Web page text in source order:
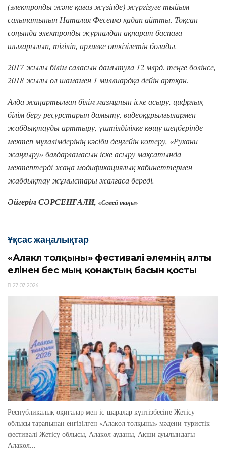
(электронды және қағаз жүзінде) жүргізуге тыйым
салынатынын Наталия Фесенко қадап айтты. Тоқсан
соңында электронды журналдан ақпарат баспаға
шығарылып, тігіліп, архивке өткізілетін болады.
2017 жылы білім саласын дамытуға 12 млрд. теңге бөлінсе,
2018 жылы ол шамамен 1 миллиардқа дейін артқан.
Алда жаңартылған білім мазмұнын іске асыру, цифрлық
білім беру ресурстарын дамыту, видеоқұрылғылармен
жабдықтауды арттыру, үштілділікке көшу шеңберінде
мектеп мұғалімдерінің кәсіби деңгейін көтеру, «Рухани
жаңғыру» бағдарламасын іске асыру мақсатында
мектептерді жаңа модификациялық кабинеттермен
жабдықтау жұмыстары жалғаса береді.
Әйгерім СӘРСЕНҒАЛИ, «Семей таңы»
Ұқсас жаңалықтар
«Алакөл толқыны» фестивалі әлемнің алты
елінен бес мың қонақтың басын қосты
27.07.2026
Республикалық оқиғалар мен іс-шаралар күнтізбесіне Жетісу
облысы тарапынан енгізілген «Алакөл толқыны» мәдени-туристік
фестивалі Жетісу облысы, Алакөл ауданы, Ақши ауылындағы
Алакөл...